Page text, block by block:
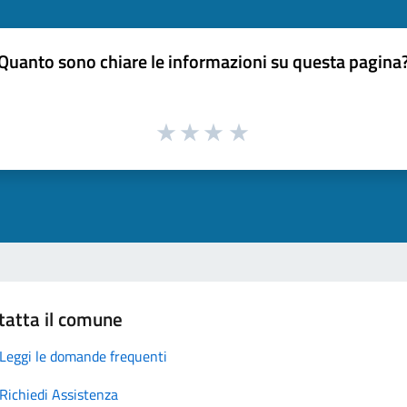
sono chiare le informazioni su questa
il comune
Leggi le domande frequenti
Richiedi Assistenza